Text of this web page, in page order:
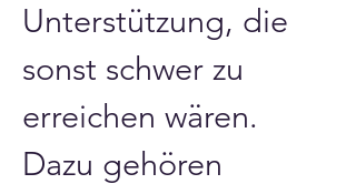
Unterstützung, die
sonst schwer zu
erreichen wären.
Dazu gehören